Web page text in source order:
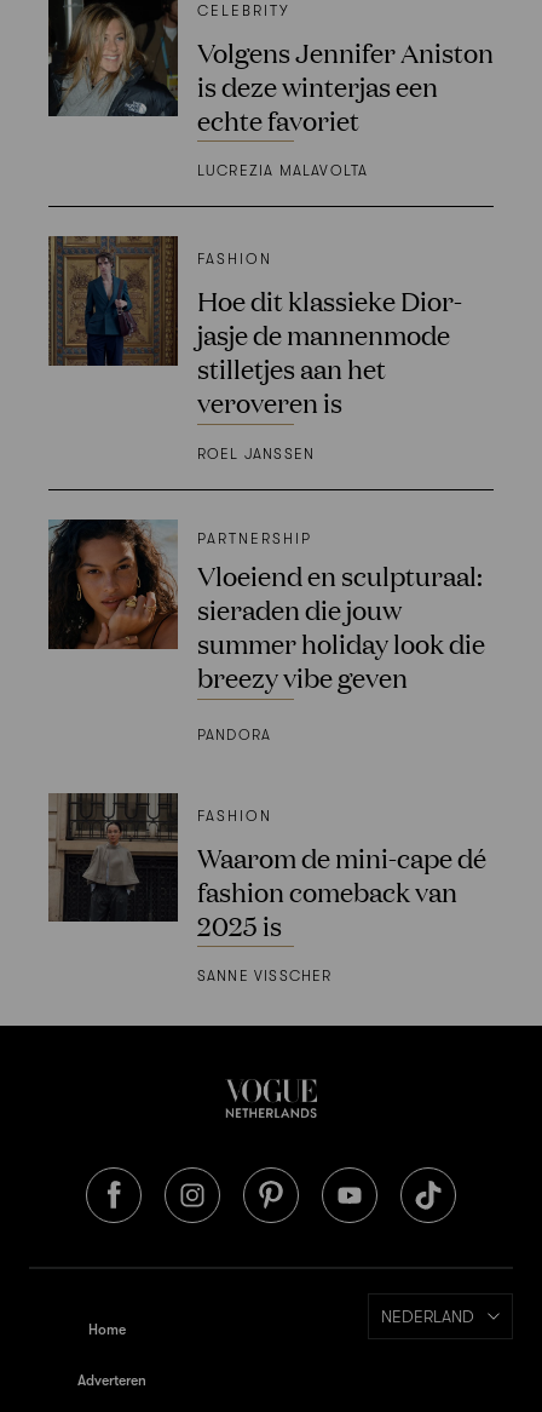
CELEBRITY
Volgens Jennifer Aniston
is deze winterjas een
echte favoriet
LUCREZIA MALAVOLTA
FASHION
Hoe dit klassieke Dior-
jasje de mannenmode
stilletjes aan het
veroveren is
ROEL JANSSEN
PARTNERSHIP
Vloeiend en sculpturaal:
sieraden die jouw
summer holiday look die
breezy vibe geven
PANDORA
FASHION
Waarom de mini-cape dé
fashion comeback van
2025 is
SANNE VISSCHER
Home
Adverteren
NEDERLAND